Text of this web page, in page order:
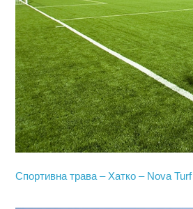
Спортивна трава – Хатко – Nova Turf